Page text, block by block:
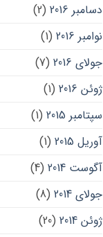
دسامبر 2016
(2)
نوامبر 2016
(1)
جولای 2016
(7)
ژوئن 2016
(1)
سپتامبر 2015
(1)
آوریل 2015
(1)
آگوست 2014
(4)
جولای 2014
(8)
ژوئن 2014
(20)